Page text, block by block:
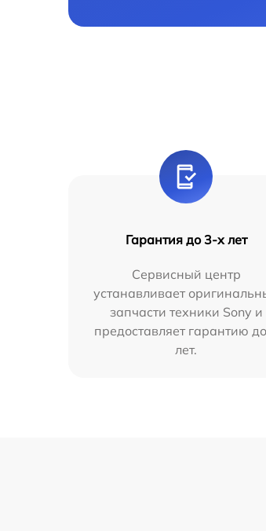
Гарантия до 3-х лет
Сервисный центр
устанавливает
запчасти техники Sony и
предоставляет гарантию
лет.